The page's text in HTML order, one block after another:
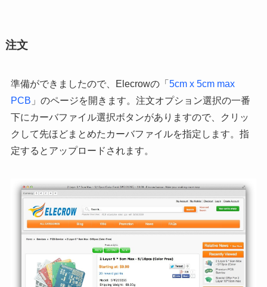
注文
準備ができましたので、Elecrowの「 5cm x 5cm max
PCB 」のページを開きます。注文オプション選択の一番
下にカーバファイル選択ボタンがありますので、クリッ
クして先ほどまとめたカーバファイルを指定します。指
定するとアップロードされます。